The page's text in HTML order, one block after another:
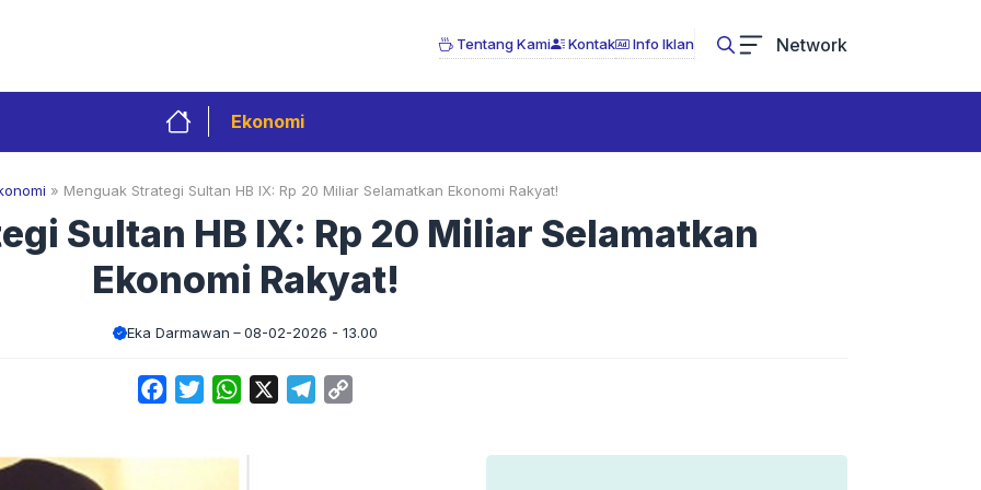
Tentang Kami Kontak Info Iklan Network
Ekonomi
» Menguak Strategi Sultan HB IX: Rp 20 Miliar Selamatkan Ekonomi Rakyat!
Sultan HB IX: Rp 20 Miliar Selamatkan
Ekonomi Rakyat!
Eka Darmawan 08-02-2026 - 13.00
FacebookTwitterWhatsApp Telegram